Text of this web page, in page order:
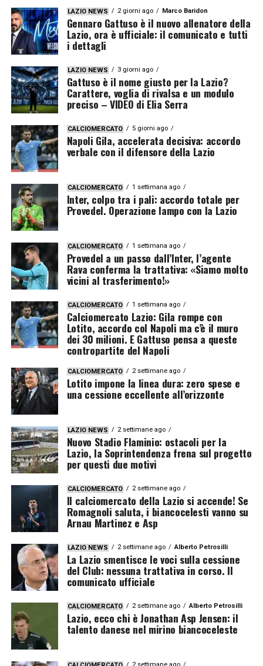
LAZIO NEWS 2 giorni ago Marco Baridon
Gennaro Gattuso è il nuovo allenatore della
Lazio, ora è ufficiale: il comunicato e tutti
i dettagli
LAZIO NEWS 3 giorni ago
Gattuso è il nome giusto per la Lazio?
Carattere, voglia di rivalsa e un modulo
preciso – VIDEO di Elia Serra
CALCIOMERCATO 5 giorni ago
Napoli Gila, accelerata decisiva: accordo
verbale con il difensore della Lazio
CALCIOMERCATO 1 settimana ago
Inter, colpo tra i pali: accordo totale per
Provedel. Operazione lampo con la Lazio
CALCIOMERCATO 1 settimana ago
Provedel a un passo dall’Inter, l’agente
Rava conferma la trattativa: «Siamo molto
vicini al trasferimento!»
CALCIOMERCATO 1 settimana ago
Calciomercato Lazio: Gila rompe con
Lotito, accordo col Napoli ma c’è il muro
dei 30 milioni. E Gattuso pensa a queste
contropartite del Napoli
CALCIOMERCATO 2 settimane ago
Lotito impone la linea dura: zero spese e
una cessione eccellente all’orizzonte
LAZIO NEWS 2 settimane ago
Nuovo Stadio Flaminio: ostacoli per la
Lazio, la Soprintendenza frena sul progetto
per questi due motivi
CALCIOMERCATO 2 settimane ago
Il calciomercato della Lazio si accende! Se
Romagnoli saluta, i biancocelesti vanno su
Arnau Martinez e Asp
LAZIO NEWS 2 settimane ago Alberto Petrosilli
La Lazio smentisce le voci sulla cessione
del Club: nessuna trattativa in corso. Il
comunicato ufficiale
CALCIOMERCATO 2 settimane ago Alberto Petrosilli
Lazio, ecco chi è Jonathan Asp Jensen: il
talento danese nel mirino biancoceleste